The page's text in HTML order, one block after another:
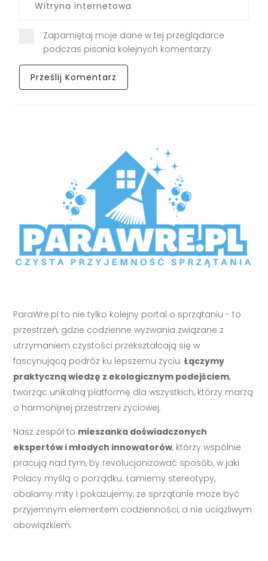
Zapamiętaj moje dane w tej przeglądarce
podczas pisania kolejnych komentarzy.
ParaWre.pl to nie tylko kolejny portal o sprzątaniu - to
przestrzeń, gdzie codzienne wyzwania związane z
utrzymaniem czystości przekształcają się w
fascynującą podróż ku lepszemu życiu.Łączymy
praktyczną wiedzę z ekologicznym podejściem,
tworząc unikalną platformę dla wszystkich, którzy marzą
o harmonijnej przestrzeni życiowej.
Nasz zespół to mieszanka doświadczonych
ekspertów i młodych innowatorów, którzy wspólnie
pracują nad tym, by revolucjonizować sposób, w jaki
Polacy myślą o porządku. Łamiemy stereotypy,
obalamy mity i pokazujemy, że sprzątanie może być
przyjemnym elementem codzienności, a nie uciążliwym
obowiązkiem.